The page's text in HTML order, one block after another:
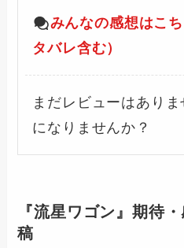
みんなの感想はこ
タバレ含む）
まだレビューはあり
になりませんか？
『流星ワゴン』期待
稿